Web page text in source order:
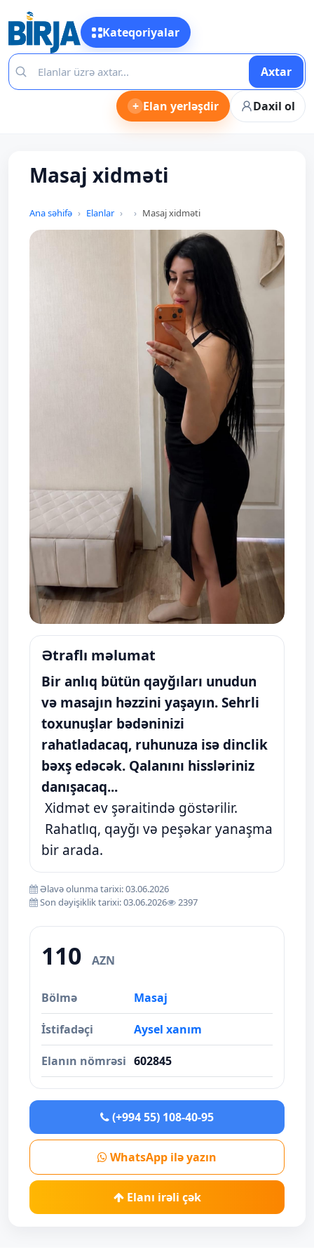
Kateqoriyalar
Axtar
+ Elan yerləşdir Daxil ol
Masaj xidməti
Ana səhifə Elanlar Masaj xidməti
Ətraflı məlumat
Bir anlıq bütün qayğıları unudun
və masajın həzzini yaşayın. Sehrli
toxunuşlar bədəninizi
rahatladacaq, ruhunuza isə dinclik
bəxş edəcək. Qalanını hissləriniz
danışacaq...
Xidmət ev şəraitində göstərilir.
Rahatlıq, qayğı və peşəkar yanaşma
bir arada.
Əlavə olunma tarixi: 03.06.2026
Son dəyişiklik tarixi: 03.06.2026
2397
110 AZN
Bölmə Masaj
İstifadəçi Aysel xanım
Elanın nömrəsi 602845
(+994 55) 108-40-95
WhatsApp ilə yazın
Elanı irəli çək